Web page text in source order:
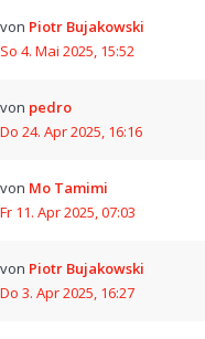
von Piotr Bujakowski
So 4. Mai 2025, 15:52
von pedro
Do 24. Apr 2025, 16:16
von Mo Tamimi
Fr 11. Apr 2025, 07:03
von Piotr Bujakowski
Do 3. Apr 2025, 16:27